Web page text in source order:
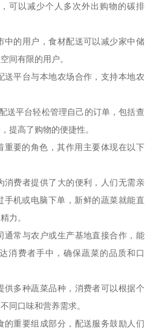
可以减少个人多次外出购物的碳排
中的用户，食材配送可以减少家中储
间有限的用户。
送平台与本地农场合作，支持本地农
送平台轻松管理自己的订单，包括查
提高了购物的便捷性。
重要的角色，其作用主要体现在以下
消费者提供了大的便利，人们无需亲
手机或电脑下单，新鲜的蔬菜就能直
力。
通常与农户或生产基地直接合作，能
消费者手中，确保蔬菜的品质和口
供多种蔬菜品种，消费者可以根据个
同口味和营养需求。
的重要组成部分，配送服务鼓励人们